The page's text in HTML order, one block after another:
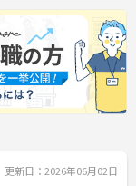
更新日：2026年06月02日